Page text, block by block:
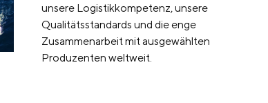
unsere Logistikkompetenz, unsere
Qualitätsstandards und die enge
Zusammenarbeit mit ausgewählten
Produzenten weltweit.